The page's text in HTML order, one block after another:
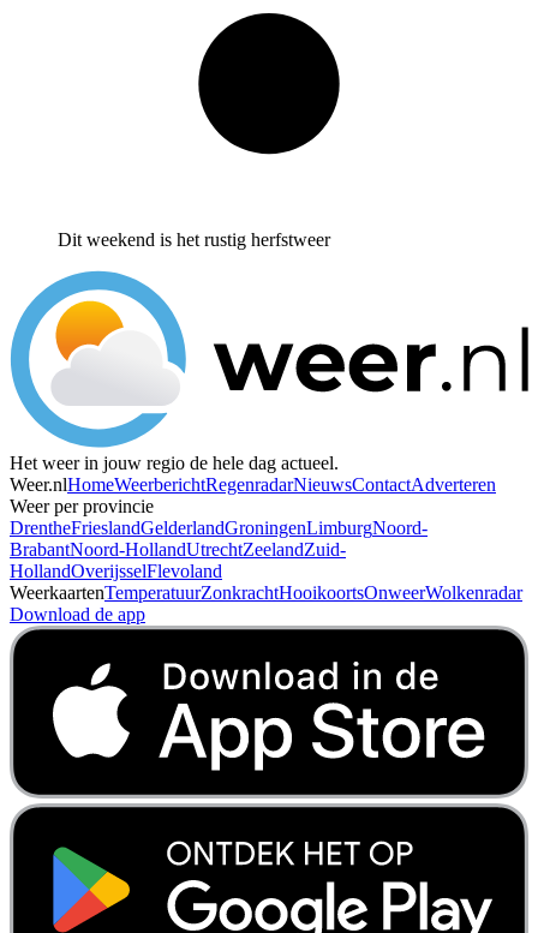
Dit weekend is het rustig herfstweer
Het weer in jouw regio de hele dag actueel.
Weer.nlHomeWeerberichtRegenradarNieuwsContactAdverteren
Weer per provincie
DrentheFrieslandGelderlandGroningenLimburgNoord-
BrabantNoord-HollandUtrechtZeelandZuid-
HollandOverijsselFlevoland
WeerkaartenTemperatuurZonkrachtHooikoortsOnweerWolkenradar
Download de app